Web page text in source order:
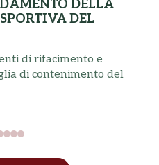
DELLA
DEL
di rifacimento e
di contenimento del